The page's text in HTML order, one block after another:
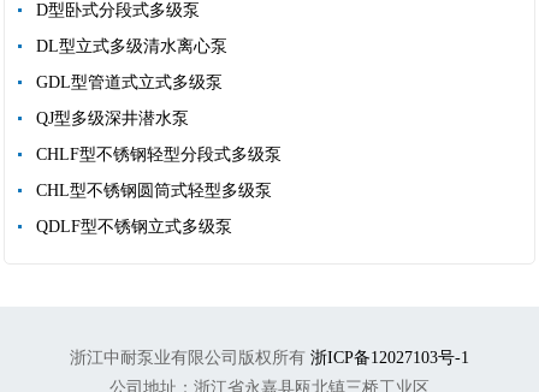
D型卧式分段式多级泵
DL型立式多级清水离心泵
GDL型管道式立式多级泵
QJ型多级深井潜水泵
CHLF型不锈钢轻型分段式多级泵
CHL型不锈钢圆筒式轻型多级泵
QDLF型不锈钢立式多级泵
浙江中耐泵业有限公司版权所有 浙ICP备12027103号-1
公司地址：浙江省永嘉县瓯北镇三桥工业区